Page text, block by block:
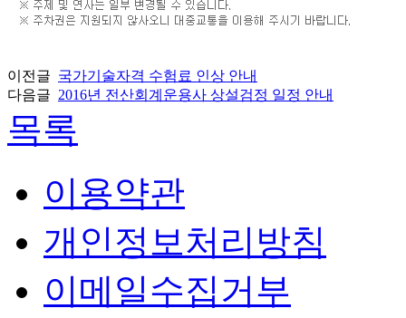
이전글 국가기술자격 수험료 인상 안내
다음글 2016년 전산회계운용사 상설검정 일정 안내
목록
이용약관
개인정보처리방침
이메일수집거부